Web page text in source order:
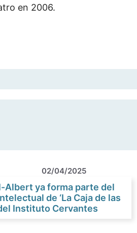
en 2006.
02/04/2025
Albert ya forma parte del
de ‘La Caja de las
Instituto Cervantes